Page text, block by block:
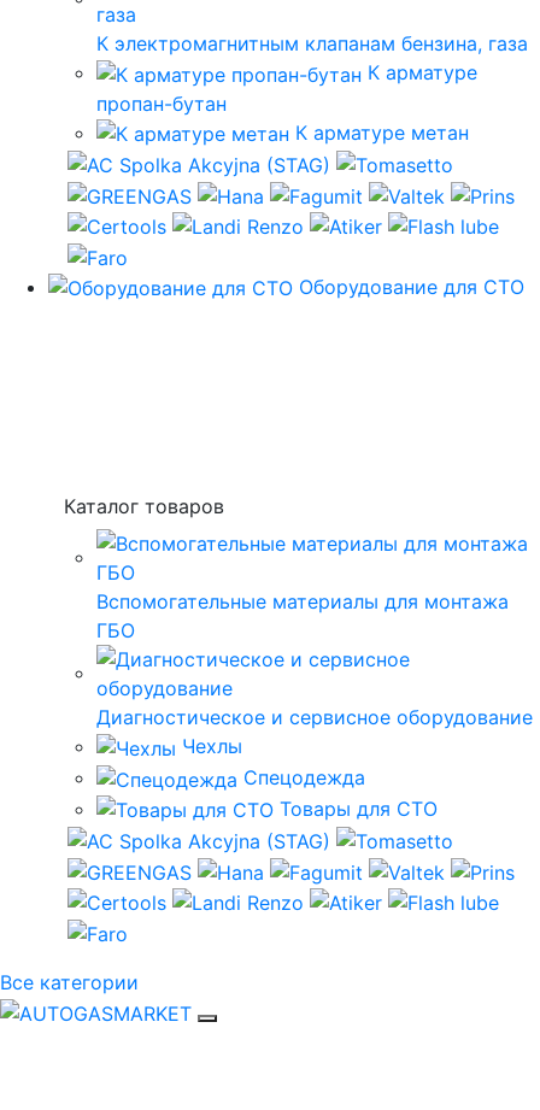
К электромагнитным клапанам бензина, газа
К арматуре
пропан-бутан
К арматуре метан
Оборудование для СТО
Каталог товаров
Вспомогательные материалы для монтажа
ГБО
Диагностическое и сервисное оборудование
Чехлы
Спецодежда
Товары для СТО
Все категории